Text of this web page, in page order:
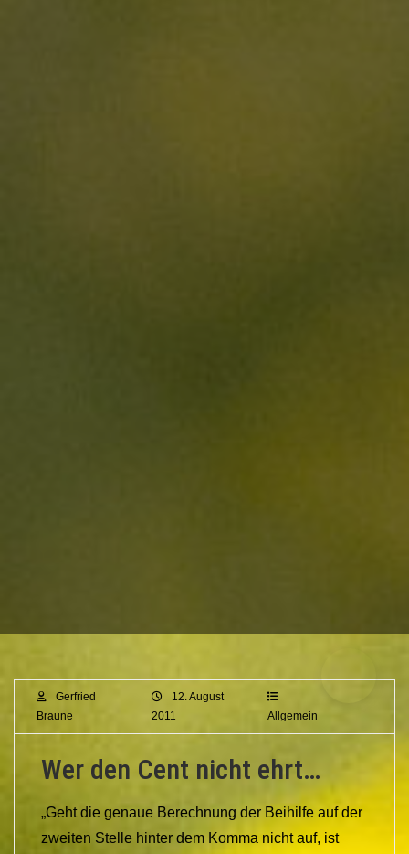
Gerfried
Braune
12. August
2011
Allgemein
Wer den Cent nicht ehrt…
„Geht die genaue Berechnung der Beihilfe auf der
zweiten Stelle hinter dem Komma nicht auf, ist